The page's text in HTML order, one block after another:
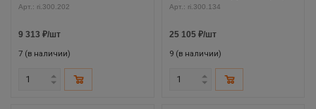
Арт.: ri.300.202
9 313 ₽/шт
7 (в наличии)
Арт.: ri.300.134
25 105₽/шт
9 (в наличии)